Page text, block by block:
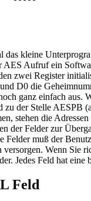
das kleine
AES Aufruf ein
zwei Register
D0 die
ganz einfach aus.
zu der Stelle AESPB
stehen die
der Felder zur
Felder muß der
Wenn Sie
Jedes Feld hat eine
Feld